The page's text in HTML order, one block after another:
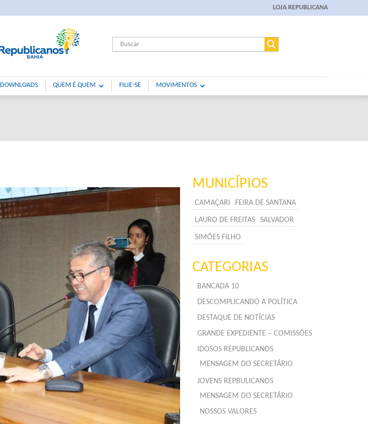
LOJA REPUBLICANA
DOWNLOADS QUEM É QUEM FILIE-SE MOVIMENTOS
MUNICÍPIOS
CAMAÇARI FEIRA DE SANTANA
LAURO DE FREITAS SALVADOR
SIMÕES FILHO
CATEGORIAS
BANCADA 10
DESCOMPLICANDO A POLÍTICA
DESTAQUE DE NOTÍCIAS
GRANDE EXPEDIENTE – COMISSÕES
IDOSOS REPUBLICANOS
MENSAGEM DO SECRETÁRIO
JOVENS REPBULICANOS
MENSAGEM DO SECRETÁRIO
NOSSOS VALORES